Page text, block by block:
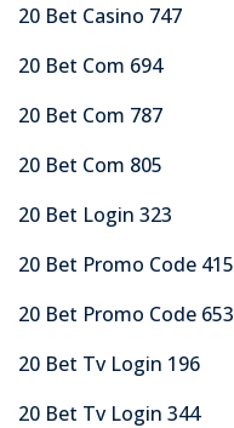
20 Bet Casino 747
20 Bet Com 694
20 Bet Com 787
20 Bet Com 805
20 Bet Login 323
20 Bet Promo Code 415
20 Bet Promo Code 653
20 Bet Tv Login 196
20 Bet Tv Login 344